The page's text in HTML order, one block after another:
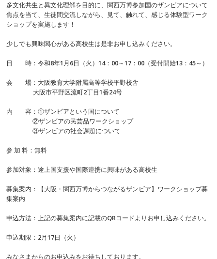
多文化共生と異文化理解を目的に、関西万博参加国のザンビアについて
焦点を当て、生徒間交流しながら、見て、触れて、感じる体験型ワーク
ショップを実施します！
少しでも興味関心がある高校生は是非お申し込みください。
日 時：令和8年1月6日（火）14：00～17：00（受付開始13：45～）
会 場：大阪教育大学附属高等学校平野校舎
大阪市平野区流町2丁目1番24号
内 容：①ザンビアという国について
②ザンビアの民芸品ワークショップ
③ザンビアの社会課題について
参 加 料：無料
参加対象：途上国支援や国際連携に興味がある高校生
募集案内：
【大阪・関西万博からつながるザンビア】ワークショップ募
集案内
申込方法：上記の募集案内に記載のQRコードよりお申し込みください。
申込期限：2月17日（火）
みなさまからのお申込みをお待ちしております。